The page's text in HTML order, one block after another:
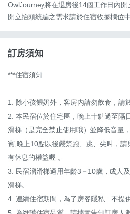
OwlJourney將在退房後14個工作日內
開立抬頭統編之需求請於住宿收據欄位中
訂房須知
***住宿須知
1. 除小孩餵奶外，客房內請勿飲食，請
2. 本民宿位於住宅區，晚上十點過至隔
滑梯（是完全禁止使用哦）並降低音量
賓,晚上10點以後嚴禁跑、跳、尖叫，
有休息的權益喔 。
3. 民宿溜滑梯適用年齡3－10歲，成人
滑梯。
4. 連續住宿期間，為了房客隱私，不提
5. 為維護住宿品質，請據實告知訂房人